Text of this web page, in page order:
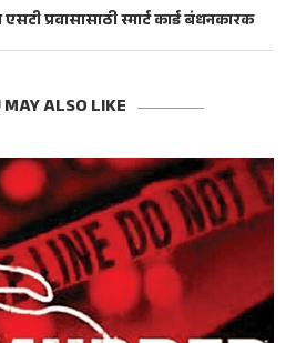
प्रवासासाठी स्मार्ट कार्ड बंधनकारक
MAY ALSO LIKE